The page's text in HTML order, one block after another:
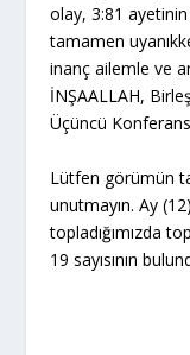
olay, 3:81
tamamen
inanç ailemle ve
İNŞAALLAH,
Üçüncü
Lütfen görümün
unutmayın. Ay
topladığımızda
19 sayısının